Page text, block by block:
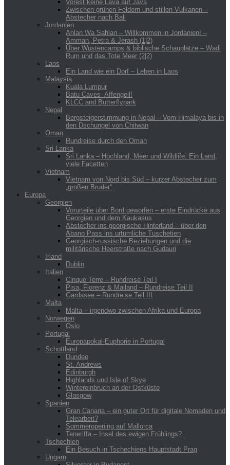
Vorest keine Lava auf Java
Zwischen grünen Feldern und stillen Vulkanen –
Abstecher nach Bali
Jordanien
Ahlan Wa Sahlan – Willkommen in Jordanien! –
Amman, Petra & Jerash (1|2)
Über Wüstencamps & biblische Schauplätze – Wadi
Rum und das Tote Meer (2|2)
Laos
Ein Land wie ein Dorf – Leben in Laos
Malaysia
Kuala Lumpur
Batu Caves- Affengeil!
KLCC and Butterflypark
Nepal
Bergsteigerstimmung in Nepal – Vom Himalaya bis in
den Dschungel von Chitwan
Oman
Rundreise durch den Oman
Sri Lanka
Sri Lanka – Hochland, Meer und Wildlife: Ein Land,
viele Facetten
Vietnam
Vietnam von Nord bis Süd – kurzer Abstecher zum
„großen Bruder“
Europa
Georgien
Vorurteile über Bord geworfen – erste Eindrücke aus
Georgien und dem Kaukasus
Abstecher ins georgische Hinterland – über den
Abano Pass ins urtümliche Tuschetien
Georgisch-russische Beziehungen und die
militärische Heerstraße nach Gudauri
Irland
Dublin
Italien
Cinque Terre – Rundreise Teil I
Pisa, Florenz & Mailand – Rundreise Teil II
Gardasee – Rundreise Teil III
Malta
Malta – irgendwo zwischen Afrika und Europa
Norwegen
Oslo
Portugal
Europapokal-Euphorie in Portugal
Schottland
Dundee
St. Andrews
Edinburgh
Highlands und Isle of Skye
Wintereinbruch an der Ostküste
Glasgow
Spanien
Gran Canaria – ein guter Ort für digitale Nomaden und
Telearbeit?
Sommeropening auf Mallorca
Teneriffa – Insel des ewigen Frühlings?
Tschechien
Ein Besuch in Tschechiens Hauptstadt Prag
Ungarn